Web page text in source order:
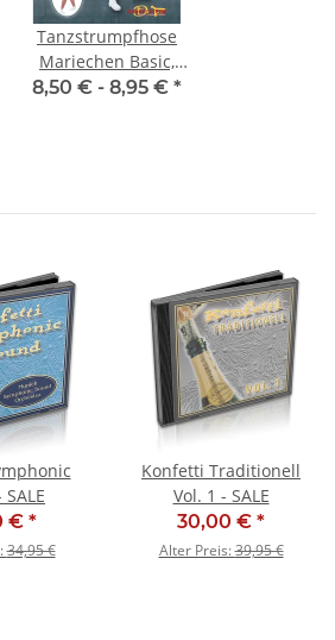
Tanzstrumpfhose
Mariechen Basic,
Kinder- &
8,50 € - 8,95 € *
€ *
34,95 €
Konfetti Traditionell
Vol. 1 - SALE
30,00 € *
Alter Preis:39,95 €